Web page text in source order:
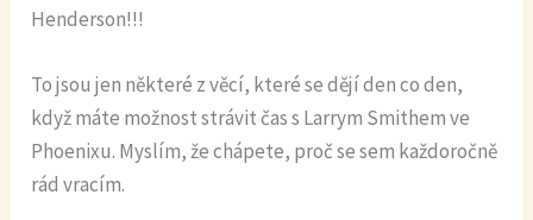
Henderson!!!
To jsou jen některé z věcí, které se dějí den co den,
když máte možnost strávit čas s Larrym Smithem ve
Phoenixu. Myslím, že chápete, proč se sem každoročně
rád vracím.